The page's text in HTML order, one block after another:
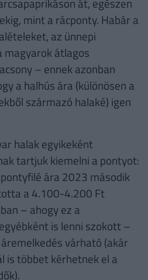
át, egészen
mint a rácponty. Habár a
az ünnepi
magyarok átlagos
– ennek azonban
a halhús ára (különösen a
származó halaké) igen
halak egyikeként
tartjuk kiemelni a pontyot:
ára 2023 második
a 4.100-4.200 Ft
– ahogy ez a
is lenni szokott –
várható (akár
is többet kérhetnek el a